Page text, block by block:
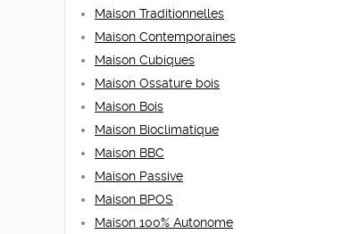
Maison Traditionnelles
Maison Contemporaines
Maison Cubiques
Maison Ossature bois
Maison Bois
Maison Bioclimatique
Maison BBC
Maison Passive
Maison BPOS
Maison 100% Autonome